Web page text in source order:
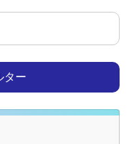
ター